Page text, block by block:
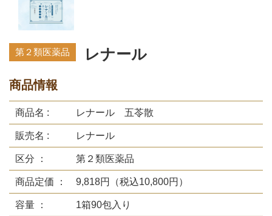
第２類医薬品 レナール
商品情報
商品名 : レナール 五苓散
販売名 : レナール
区分 ： 第２類医薬品
商品定価 ： 9,818円（税込10,800円）
容量 ： 1箱90包入り